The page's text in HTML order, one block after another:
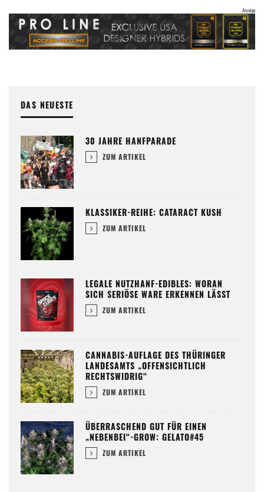
DAS NEUESTE
30 JAHRE HANFPARADE
ZUM ARTIKEL
KLASSIKER-REIHE: CATARACT KUSH
ZUM ARTIKEL
LEGALE NUTZHANF-EDIBLES: WORAN
SICH SERIÖSE WARE ERKENNEN LÄSST
ZUM ARTIKEL
CANNABIS-AUFLAGE DES THÜRINGER
LANDESAMTS „OFFENSICHTLICH
RECHTSWIDRIG“
ZUM ARTIKEL
ÜBERRASCHEND GUT FÜR EINEN
„NEBENBEI“-GROW: GELATO#45
ZUM ARTIKEL